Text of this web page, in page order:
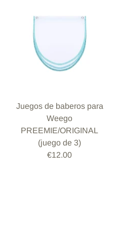
Juegos de baberos para
Weego
PREEMIE/ORIGINAL
(juego de 3)
€12.00